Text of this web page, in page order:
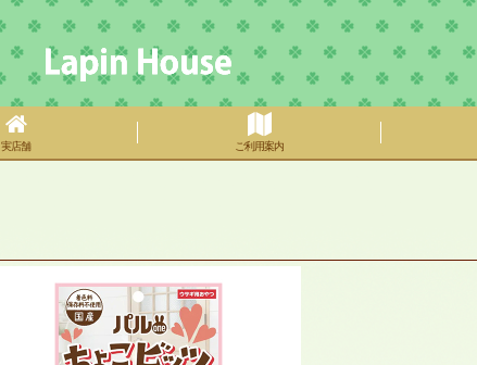
実店舗 ご利用案内